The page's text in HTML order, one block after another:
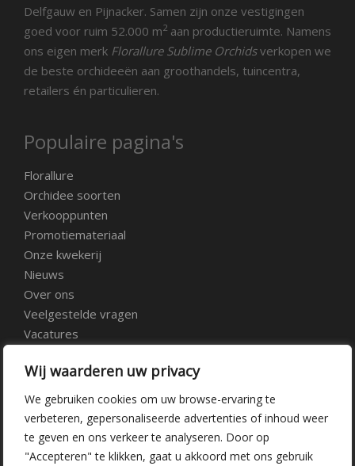
Wij waarderen uw privacy
We gebruiken cookies om uw browse-ervaring te
verbeteren, gepersonaliseerde advertenties of inhoud weer
te geven en ons verkeer te analyseren. Door op
"Accepteren" te klikken, gaat u akkoord met ons gebruik
Delfgauw en Pijnacker. Samen zijn onze vestigingen
goed voor ruim 52.000 m2 aan productieruimte. Namens
ons eigen merk Florallure Sublime Orchidsverkopen we
de beste orchideeën aan groothandels, tuincentra,
retailers én particulieren.
Populaire pagina's
Florallure
Orchidee soorten
Verkooppunten
Promotiemateriaal
Onze kwekerij
Nieuws
Over ons
Veelgestelde vragen
Vacatures
Kwekerij Delfgauw
Vrederustlaan 10